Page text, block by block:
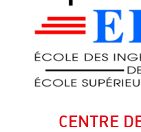
CENTRE